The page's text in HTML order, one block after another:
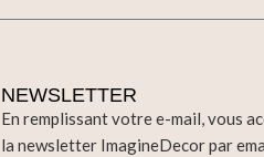
NEWSLETTER
En remplissant votre e-mail, vous
la newsletter ImagineDecor par